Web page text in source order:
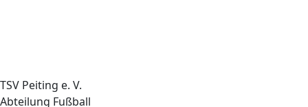
TSV Peiting e. V.
Abteilung Fußball